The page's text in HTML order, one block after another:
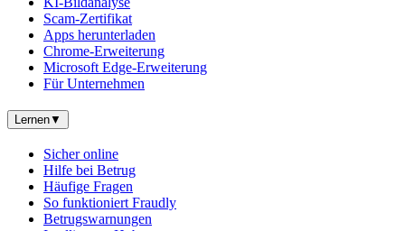
Scam-Zertifikat
Apps herunterladen
Chrome-Erweiterung
Microsoft Edge-Erweiterung
Für Unternehmen
Lernen▼
Sicher online
Hilfe bei Betrug
Häufige Fragen
So funktioniert Fraudly
Betrugswarnungen